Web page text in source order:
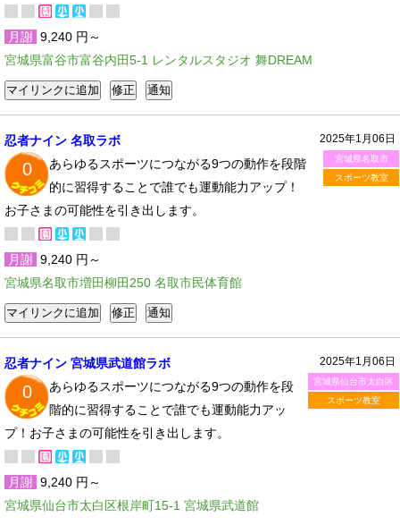
月謝 9,240 円～
宮城県富谷市富谷内田5-1 レンタルスタジオ 舞DREAM
2025年1月06日
宮城県名取市
スポーツ教室
忍者ナイン 名取ラボ
0
あらゆるスポーツにつながる9つの動作を段階
的に習得することで誰でも運動能力アップ！
お子さまの可能性を引き出します。
月謝 9,240 円～
宮城県名取市増田柳田250 名取市民体育館
2025年1月06日
宮城県仙台市太白区
スポーツ教室
忍者ナイン 宮城県武道館ラボ
0
あらゆるスポーツにつながる9つの動作を段
階的に習得することで誰でも運動能力アッ
プ！お子さまの可能性を引き出します。
月謝 9,240 円～
宮城県仙台市太白区根岸町15-1 宮城県武道館